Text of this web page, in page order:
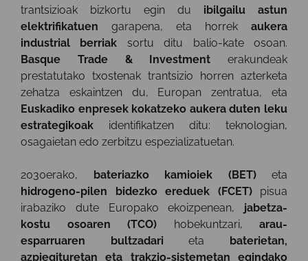
trantsizioak bizkortu egin du ibilgailu astun
elektrifikatuen garapena, eta horrek aukera
industrial berriak sortu ditu balio-kate osoan.
Basque Trade & Investment erakundeak
prestatutako txostenak trantsizio horren azterketa
zehatza eskaintzen du, Europan zentratua, eta
Euskadiko enpresek kokatzeko aukera duten leku
estrategikoak identifikatzen ditu: teknologian,
osagaietan edo zerbitzu espezializatuetan.
2030erako, bateriazko kamioiek (BET)eta
hidrogeno-pilen bidezko ereduek (FCET)pisua
irabaziko dute Europako ekoizpenean, jabetza-
kostu osoaren (TCO) hobekuntzari, arau-
esparruaren bultzadari eta baterietan,
azpiegituretan eta trakzio-sistemetan egindako